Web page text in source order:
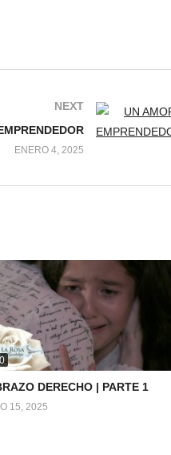
NEXT
ENERO 4, 2025
0
DERECHO | PARTE 1
15, 2025